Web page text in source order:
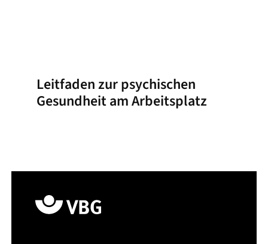
Leitfaden zur psychischen
Gesundheit am Arbeitsplatz